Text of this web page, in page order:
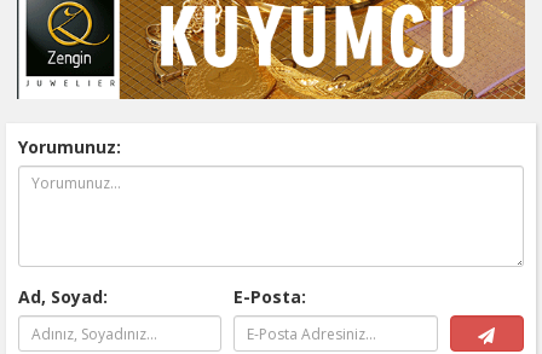
Yorumunuz:
Ad, Soyad: E-Posta: